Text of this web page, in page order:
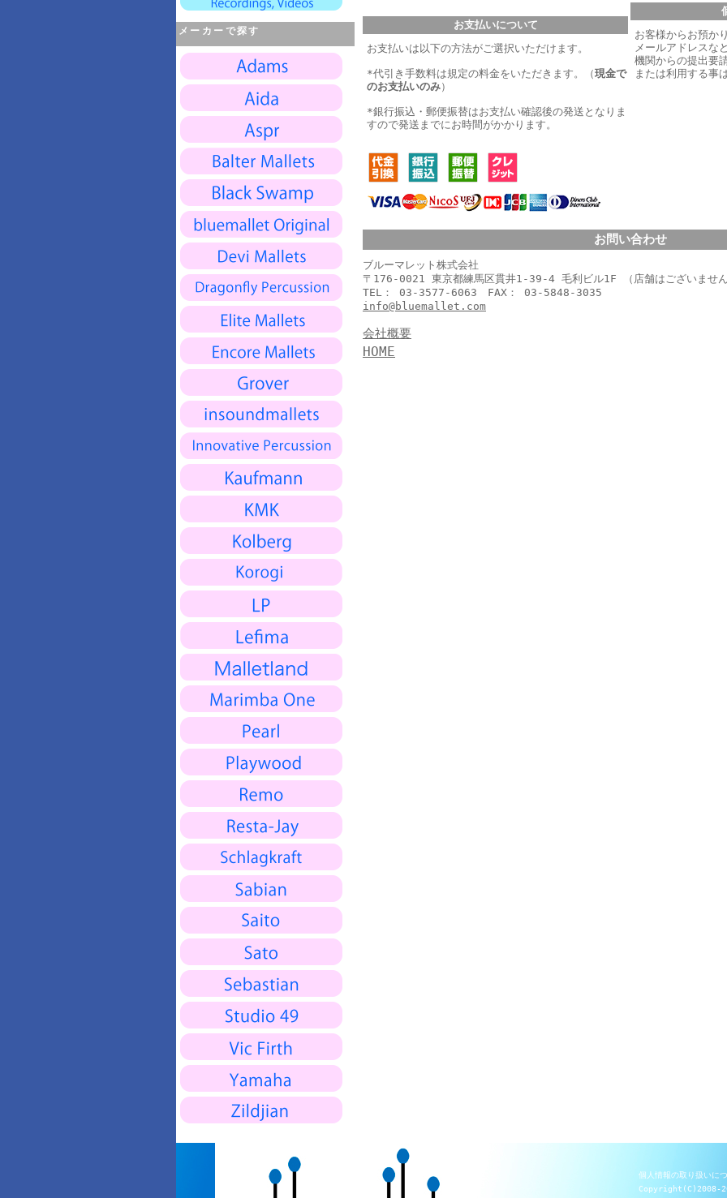
メーカーで探す
お支払いについて
お支払いは以下の方法がご選択いただけます。
*代引き手数料は規定の料金をいただきます。 （現金で
のお支払いのみ）
*銀行振込・郵便振替はお支払い確認後の発送となりま
すので発送までにお時間がかかります。
お客様からお預か
メールアドレスな
機関からの提出要
または利用する事
お問い合わせ
ブルーマレット株式会社
〒176-0021 東京都練馬区貫井1-39-4 毛利ビル1F （店舗はございませ
TEL： 03-3577-6063 FAX： 03-5848-3035
info@bluemallet.com
会社概要
HOME
個人情報の取り扱いに